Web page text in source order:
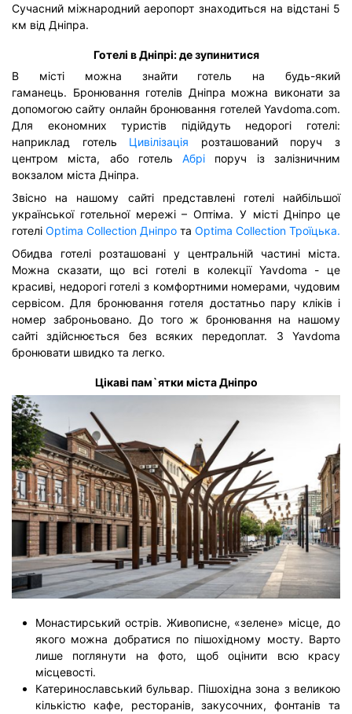
Сучасний міжнародний аеропорт знаходиться на відстані 5
км від Дніпра.
Готелі в Дніпрі: де зупинитися
В місті можна знайти готель на будь-який
гаманець. Бронювання готелів Дніпра можна виконати за
допомогою сайту онлайн бронювання готелей Yavdoma.com.
Для економних туристів підійдуть недорогі готелі:
наприклад готель Цивілізація розташований поруч з
центром міста, або готельАбрі поруч із залізничним
вокзалом міста Дніпра.
Звісно на нашому сайті представлені готелі найбільшої
української готельної мережі – Оптіма. У місті Дніпро це
готелі Optima Collection Дніпро та Optima Collection Троїцька.
Обидва готелі розташовані у центральній частині міста.
Можна сказати, що всі готелі в колекції Yavdoma - це
красиві, недорогі готелі з комфортними номерами, чудовим
сервісом. Для бронювання готеля достатньо пару кліків і
номер заброньовано. До того ж бронювання на нашому
сайті здійснюється без всяких передоплат. З Yavdoma
бронювати швидко та легко.
Цікаві пам`ятки міста Дніпро
Монастирський острів. Живописне, «зелене» місце, до
якого можна добратися по пішохідному мосту. Варто
лише поглянути на фото, щоб оцінити всю красу
місцевості.
Катеринославський бульвар. Пішохідна зона з великою
кількістю кафе, ресторанів, закусочних, фонтанів та